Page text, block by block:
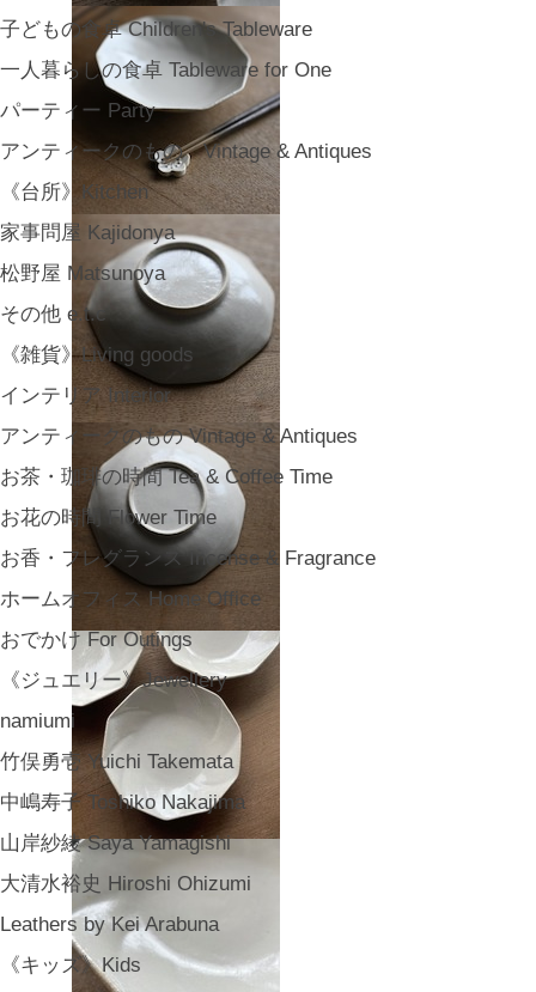
子どもの食卓 Children's Tableware
一人暮らしの食卓 Tableware for One
パーティー Party
アンティークのもの Vintage & Antiques
《台所》Kitchen
家事問屋 Kajidonya
松野屋 Matsunoya
その他 e.t.c
《雑貨》Living goods
インテリア Interior
アンティークのもの Vintage & Antiques
お茶・珈琲の時間 Tea & Coffee Time
お花の時間 Flower Time
お香・フレグランス Incense & Fragrance
ホームオフィス Home Office
おでかけ For Outings
《ジュエリー》Jewellery
namiumi
竹俣勇壱 Yuichi Takemata
中嶋寿子 Toshiko Nakajima
山岸紗綾 Saya Yamagishi
大清水裕史 Hiroshi Ohizumi
Leathers by Kei Arabuna
《キッズ》Kids